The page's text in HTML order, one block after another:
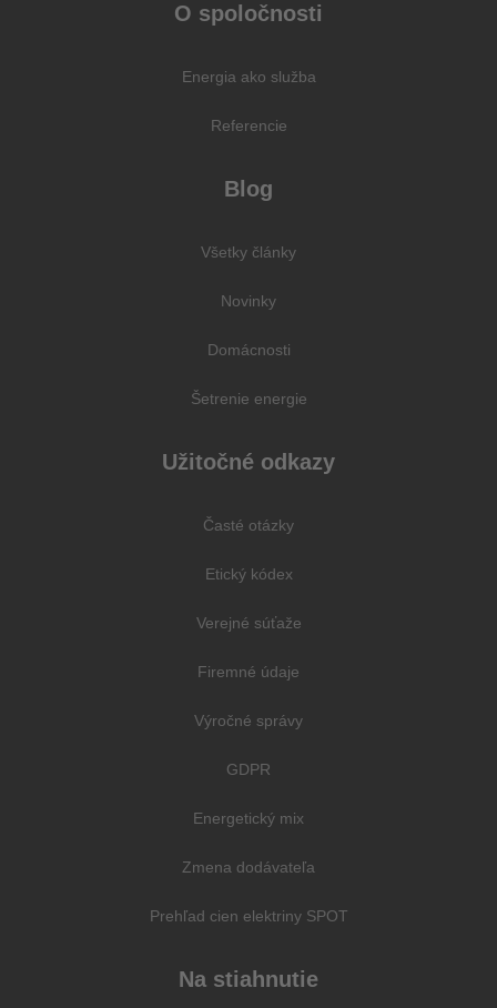
O spoločnosti
Energia ako služba
Referencie
Blog
Všetky články
Novinky
Domácnosti
Šetrenie energie
Užitočné odkazy
Časté otázky
Etický kódex
Verejné súťaže
Firemné údaje
Výročné správy
GDPR
Energetický mix
Zmena dodávateľa
Prehľad cien elektriny SPOT
Na stiahnutie